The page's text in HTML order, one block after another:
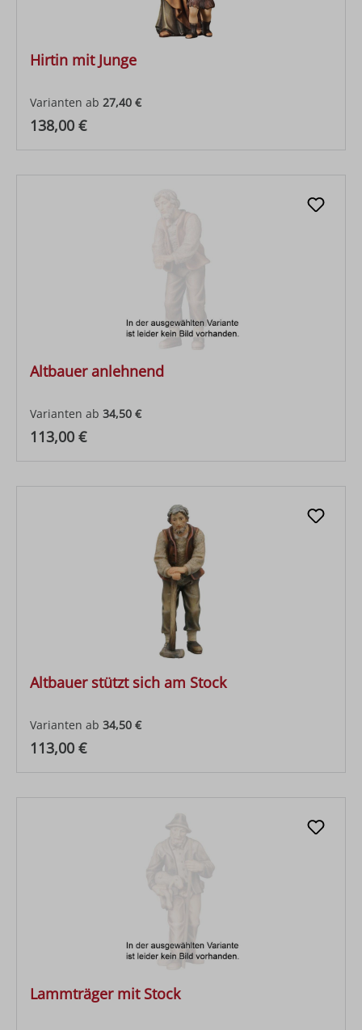
Hirtin mit Junge
Varianten ab 27,40 €
Regulärer Preis:
138,00 €
Altbauer anlehnend
Varianten ab 34,50 €
Regulärer Preis:
113,00 €
Altbauer stützt sich am Stock
Varianten ab 34,50 €
Regulärer Preis:
113,00 €
Lammträger mit Stock